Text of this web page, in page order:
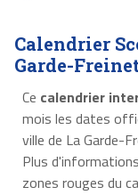
Calendrier
Garde-
Ce calendrier
mois les dates
ville de La Garde-
Plus
zones rouges du